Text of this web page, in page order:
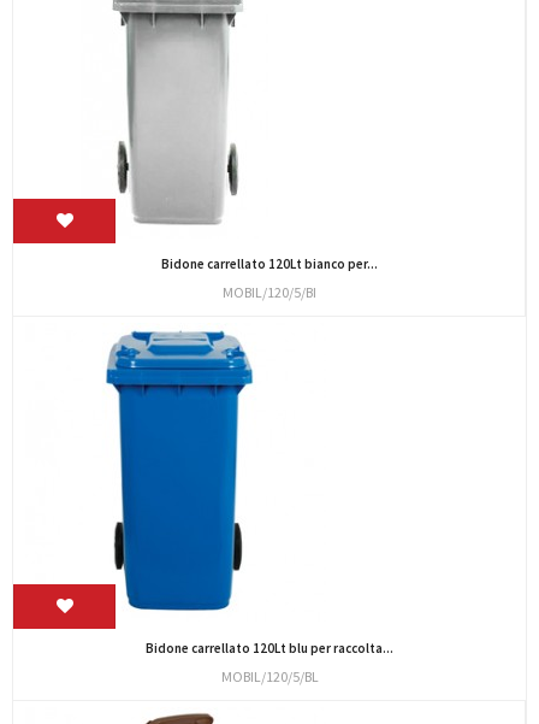
Bidone carrellato 120Lt bianco per...
MOBIL/120/5/BI
Bidone carrellato 120Lt blu per raccolta...
MOBIL/120/5/BL